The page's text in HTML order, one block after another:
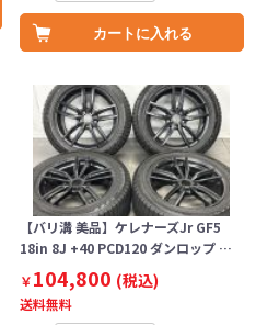
カートに入れる
【バリ溝 美品】ケレナーズJr GF5
18in 8J +40 PCD120 ダンロップ …
￥104,800 (税込)
送料無料